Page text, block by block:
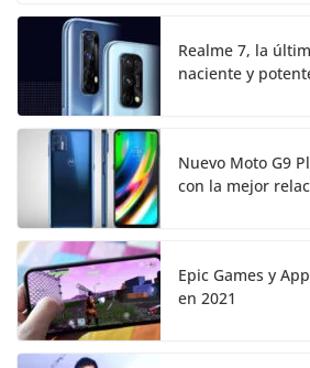
Realme 7, la
naciente y
Nuevo Moto G9
con la mejor
Epic Games y
en 2021